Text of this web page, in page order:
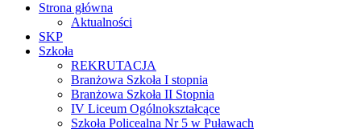
Strona główna
Aktualności
SKP
Szkoła
REKRUTACJA
Branżowa Szkoła I stopnia
Branżowa Szkoła II Stopnia
IV Liceum Ogólnokształcące
Szkoła Policealna Nr 5 w Puławach